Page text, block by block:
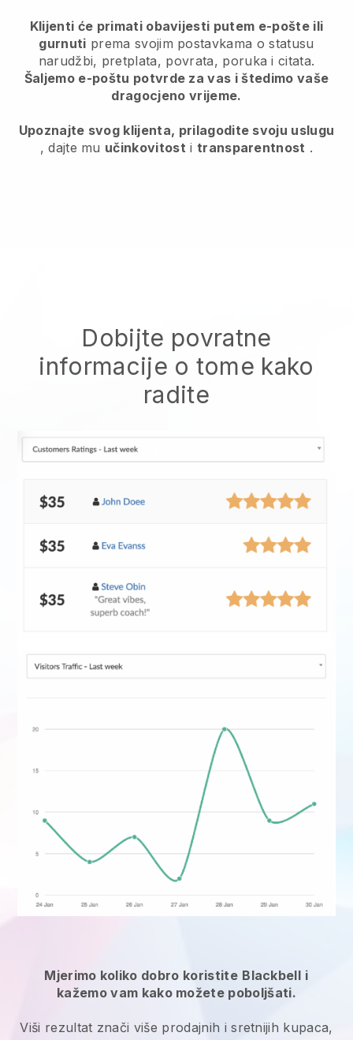
Klijenti će primati obavijesti putem e-pošte ili
gurnuti prema svojim postavkama o statusu
narudžbi, pretplata, povrata, poruka i citata.
Šaljemo e-poštu potvrde za vas i štedimo vaše
dragocjeno vrijeme.
Upoznajte svog klijenta, prilagodite svoju uslugu
, dajte mu učinkovitost i transparentnost .
Dobijte povratne
informacije o tome kako
radite
Mjerimo koliko dobro koristite Blackbell i
kažemo vam kako možete poboljšati.
Viši rezultat znači više prodajnih i sretnijih kupaca,